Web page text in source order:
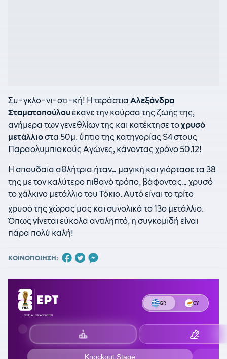
Συ-γκλο-νι-στι-κή! Η τεράστια Αλεξάνδρα
Σταματοπούλουέκανε την κούρσα της ζωής της,
ανήμερα των γενεθλίων της και κατέκτησε τοχρυσό
μετάλλιοστα 50μ. ύπτιο της κατηγορίας S4 στους
Παραολυμπιακούς Αγώνες, κάνοντας χρόνο 50.12!
Η σπουδαία αθλήτρια ήταν… μαγική και γιόρτασε τα 38
της με τον καλύτερο πιθανό τρόπο, βάφοντας… χρυσό
το χάλκινο μετάλλιο του Τόκιο. Αυτό είναι το τρίτο
χρυσό της χώρας μας και συνολικά το 13ο μετάλλιο.
Όπως γίνεται εύκολα αντιληπτό, η συγκομιδή είναι
πάρα πολύ καλή!
ΚΟΙΝΟΠΟΙΗΣΗ: